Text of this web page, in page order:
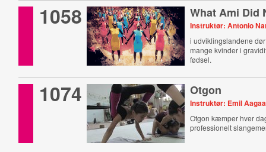
1058 What Ami Did
Instruktør: Antonio
i udviklingslandene
mange kvinder i
fødsel.
1074 Otgon
Instruktør: Emil
Otgon kæmper hver
professionelt